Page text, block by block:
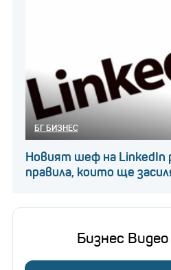
БГ БИЗНЕС
Новият шеф на LinkedIn
правила, които ще
Бизнес